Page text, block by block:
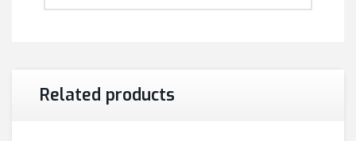
Related products